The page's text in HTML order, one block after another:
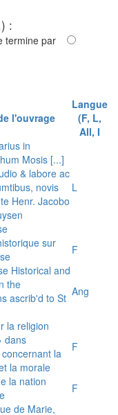
:
termine par
l'ouvrage
Langue
(F, L,
All, I
in
Mosis [...]
& labore ac
novis
Henr. Jacobo
L
sur
F
Historical and
the
ascrib'd to St Ang
la religion
dans
la
la morale
F
la nation
F
de Marie,